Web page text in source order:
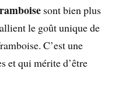
sont bien plus
le goût unique de
C’est une
et qui mérite d’être